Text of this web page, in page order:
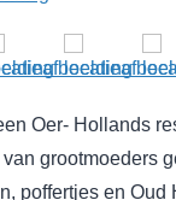
Oer- Hollands
grootmoeders
poffertjes en Oud